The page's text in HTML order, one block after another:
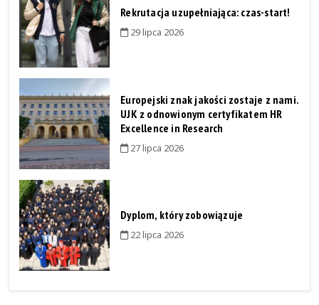
Rekrutacja uzupełniająca: czas-start!
29 lipca 2026
Europejski znak jakości zostaje z nami.
UJK z odnowionym certyfikatem HR
Excellence in Research
27 lipca 2026
Dyplom, który zobowiązuje
22 lipca 2026